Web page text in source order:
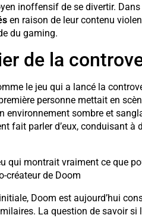
inoffensif de se divertir.
en raison de leur contenu
du gaming.
de la
le jeu qui a lancé la
personne mettait en
environnement sombre et
fait parler d’eux, conduisant
qui montrait vraiment ce que
créateur de Doom
Doom est aujourd’hui
La question de savoir